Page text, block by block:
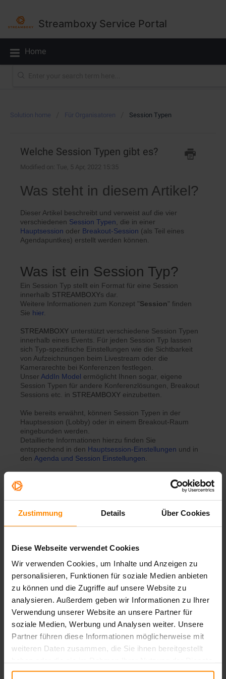
Zustimmung Details Über Cookies
Diese Webseite verwendet Cookies
Wir verwenden Cookies, um Inhalte und Anzeigen zu
personalisieren, Funktionen für soziale Medien anbieten
zu können und die Zugriffe auf unsere Website zu
analysieren. Außerdem geben wir Informationen zu Ihrer
Verwendung unserer Website an unsere Partner für
soziale Medien, Werbung und Analysen weiter. Unsere
Partner führen diese Informationen möglicherweise mit
weiteren Daten zusammen, die Sie ihnen bereitgestellt
gesammelt haben.
Streamboxy Service Portal
Home
Solution home Für Organisatoren Session Typen
Welche Session Typen gibt es?
Modified on: Tue, 5 Apr, 2022 15:35
Was steht in diesem Artikel?
Dieser Artikel beschreibt und verweist auf die vier
verschiedenen Session Typen , die in einer
Hauptsession oder Breakout-Session (als Teil eines
Agendapuntkes) erstellt werden können.
Was ist ein Session Typ?
Ein Session Typ stellt ein Format für eine Session
innerhalb STREAMBOXYs dar.
Weitere Informationen zum Konzept "Session" finden
Sie hier
STREAMBOXY unterstützt verschiedene Session Typen
innerhalb eines Events. Für jeden Session Typ lassen
sich Typ-spezifische Einstellungen wie die Sichtbarkeit
von Aufzeichnungen beim Livestream oder die
Kamerarechte bei Konferenzen festlegen.
Unser AddIn Model ermöglicht Ihnen sogar, eigene
Session Typen für andere Konferenzlösungen, Breakout
Sessions etc. in STREAMBOXY einzubetten.
Wie bereits erwähnt, können Session Typen in der
Hauptsession (Lobby) oder in einem Breakout-Raum
eingebunden werden.
Detaillierte Informationen hierzu finden Sie
entsprechend in den Hauptsession-Einstellungen und in
den Agenda und Session Einstellungen
Welche Session Typen gibt
es?
Livestream